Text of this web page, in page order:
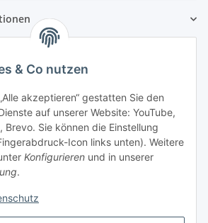
& Co nutzen
akzeptieren“ gestatten Sie den
auf unserer Website: YouTube,
Brevo. Sie können die Einstellung
Icon links unten). Weitere
Konfigurieren und in unserer
.